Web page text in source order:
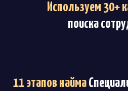
Используем 30+
поиска
11 этапов найма